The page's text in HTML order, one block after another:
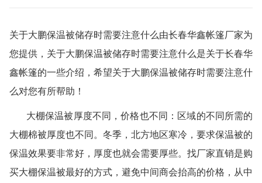
关于大鹏保温被储存时需要注意什么由长春华鑫帐篷厂家为
您提供，关于大鹏保温被储存时需要注意什么是关于长春华
鑫帐篷的一些介绍，希望关于大鹏保温被储存时需要注意什
么对您有所帮助！
大棚保温被厚度不同，价格也不同：区域的不同所需的
大棚棉被厚度也不同。冬季，北方地区寒冷，要求保温被的
保温效果要非常好，厚度也就会需要厚些。找厂家直销是购
买大棚保温被最好的方式，避免中间商会抬高的价格，从中